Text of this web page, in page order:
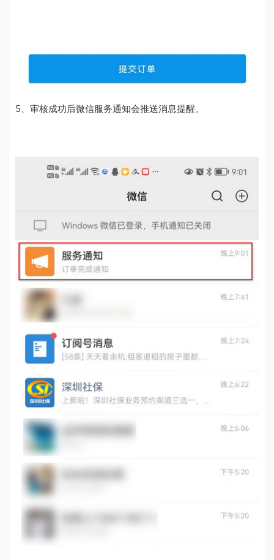
5、审核成功后微信服务通知会推送消息提醒。